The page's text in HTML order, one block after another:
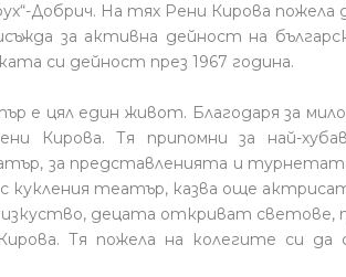
Добрич. На тях Рени Кирова
за активна дейност на
си дейност през 1967 година.
е цял един живот. Благодаря за
Кирова. Тя припомни за най-
за представленията и
кукления театър, казва още
децата откриват светове,
Тя пожела на колегите си